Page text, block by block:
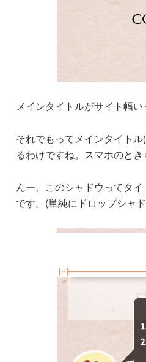
メインタイトルがサイト幅
それでもってメインタイト
るわけですね。スマホのと
んー、このシャドウってタ
です。(単純にドロップシャ